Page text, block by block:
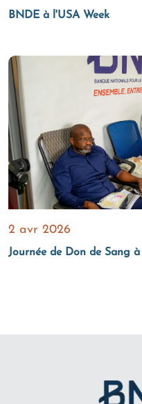
BNDE à l'USA Week
2 avr 2026
Journée de Don de Sang